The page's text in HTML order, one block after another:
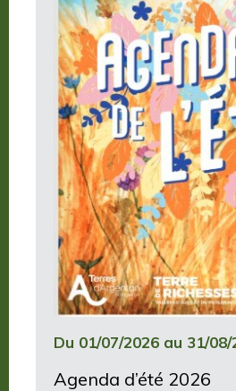
Du 01/07/2026 au 31/08/
Agenda d’été 2026